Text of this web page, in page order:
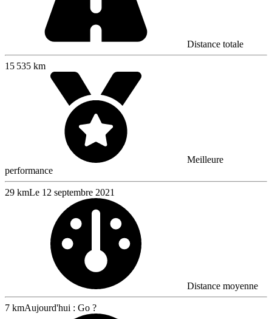
Distance totale
15 535 km
Meilleure
performance
29 kmLe 12 septembre 2021
Distance moyenne
7 kmAujourd'hui : Go ?